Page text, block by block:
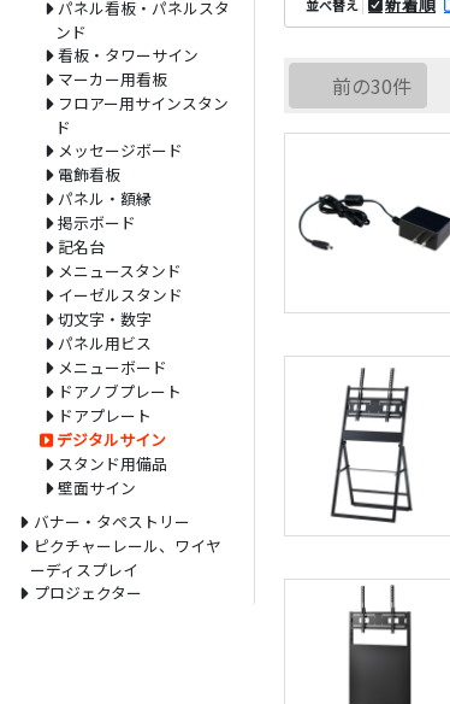
並べ替え
前の30件
パネル看板・パネルスタ
ンド
看板・タワーサイン
マーカー用看板
フロアー用サインスタン
ド
メッセージボード
電飾看板
パネル・額縁
掲示ボード
記名台
メニュースタンド
イーゼルスタンド
切文字・数字
パネル用ビス
メニューボード
ドアノブプレート
ドアプレート
デジタルサイン
スタンド用備品
壁面サイン
バナー・タペストリー
ピクチャーレール、ワイヤ
ーディスプレイ
プロジェクター